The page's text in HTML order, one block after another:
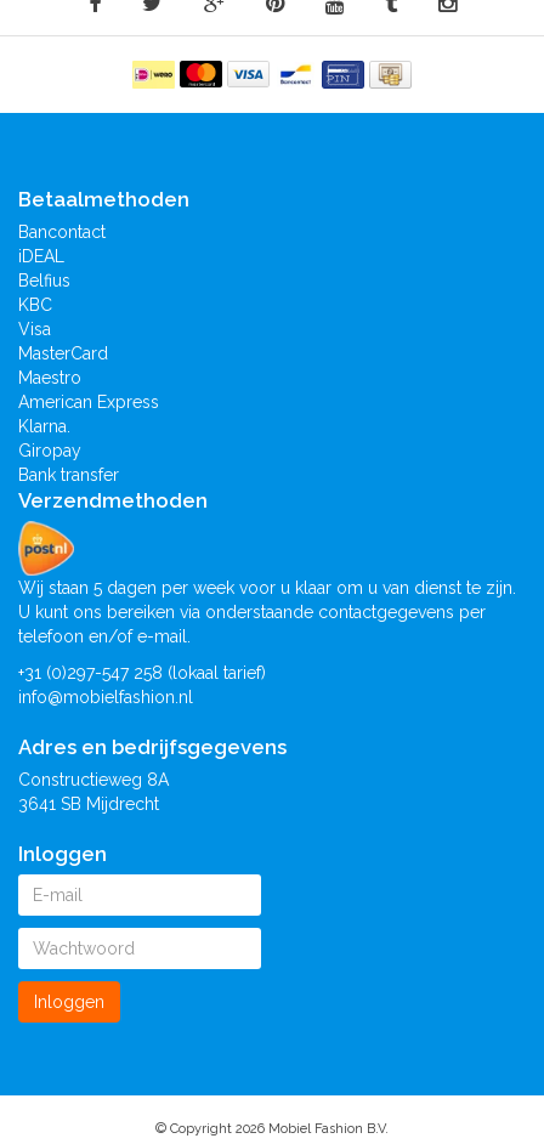
Betaalmethoden
Bancontact
iDEAL
Belfius
KBC
Visa
MasterCard
Maestro
American Express
Klarna.
Giropay
Bank transfer
Verzendmethoden
Wij staan 5 dagen per week voor u klaar om u van dienst te zijn.
U kunt ons bereiken via onderstaande contactgegevens per
telefoon en/of e-mail.
+31 (0)297-547 258 (lokaal tarief)
info@mobielfashion.nl
Adres en bedrijfsgegevens
Constructieweg 8A
3641 SB Mijdrecht
Inloggen
Inloggen
© Copyright 2026 Mobiel Fashion B.V.